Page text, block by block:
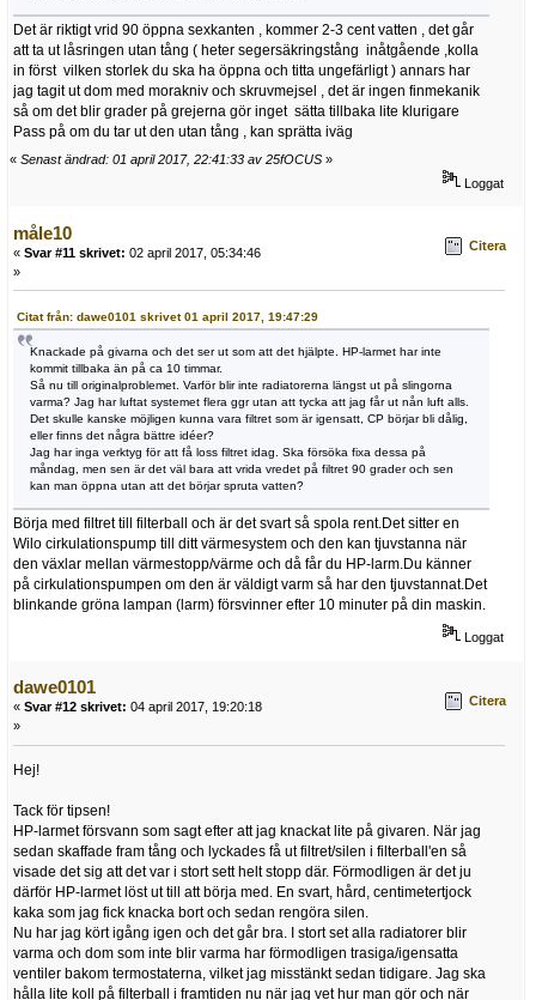
Det är riktigt vrid 90 öppna sexkanten , kommer 2-3 cent vatten , det går
att ta ut låsringen utan tång ( heter segersäkringstång inåtgående ,kolla
in först vilken storlek du ska ha öppna och titta ungefärligt ) annars har
jag tagit ut dom med morakniv och skruvmejsel , det är ingen finmekanik
så om det blir grader på grejerna gör inget sätta tillbaka lite klurigare
Pass på om du tar ut den utan tång , kan sprätta iväg
« Senast ändrad: 01 april 2017, 22:41:33 av 25fOCUS »
Loggat
måle10
« Svar #11 skrivet: 02 april 2017, 05:34:46
»
Citera
Citat från: dawe0101 skrivet 01 april 2017, 19:47:29
Knackade på givarna och det ser ut som att det hjälpte. HP-larmet har inte
kommit tillbaka än på ca 10 timmar.
Så nu till originalproblemet. Varför blir inte radiatorerna längst ut på slingorna
varma? Jag har luftat systemet flera ggr utan att tycka att jag får ut nån luft alls.
Det skulle kanske möjligen kunna vara filtret som är igensatt, CP börjar bli dålig,
eller finns det några bättre idéer?
Jag har inga verktyg för att få loss filtret idag. Ska försöka fixa dessa på
måndag, men sen är det väl bara att vrida vredet på filtret 90 grader och sen
kan man öppna utan att det börjar spruta vatten?
Börja med filtret till filterball och är det svart så spola rent.Det sitter en
Wilo cirkulationspump till ditt värmesystem och den kan tjuvstanna när
den växlar mellan värmestopp/värme och då får du HP-larm.Du känner
på cirkulationspumpen om den är väldigt varm så har den tjuvstannat.Det
blinkande gröna lampan (larm) försvinner efter 10 minuter på din maskin.
Loggat
dawe0101
« Svar #12 skrivet: 04 april 2017, 19:20:18
»
Citera
Hej!
Tack för tipsen!
HP-larmet försvann som sagt efter att jag knackat lite på givaren. När jag
sedan skaffade fram tång och lyckades få ut filtret/silen i filterball'en så
visade det sig att det var i stort sett helt stopp där. Förmodligen är det ju
därför HP-larmet löst ut till att börja med. En svart, hård, centimetertjock
kaka som jag fick knacka bort och sedan rengöra silen.
Nu har jag kört igång igen och det går bra. I stort set alla radiatorer blir
varma och dom som inte blir varma har förmodligen trasiga/igensatta
ventiler bakom termostaterna, vilket jag misstänkt sedan tidigare. Jag ska
hålla lite koll på filterball i framtiden nu när jag vet hur man gör och när